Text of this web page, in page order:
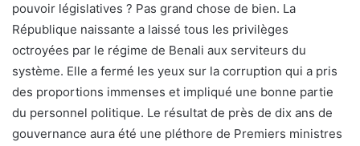
pouvoir législatives ? Pas grand chose de bien. La
République naissante a laissé tous les privilèges
octroyées par le régime de Benali aux serviteurs du
système. Elle a fermé les yeux sur la corruption qui a pris
des proportions immenses et impliqué une bonne partie
du personnel politique. Le résultat de près de dix ans de
gouvernance aura été une pléthore de Premiers ministres